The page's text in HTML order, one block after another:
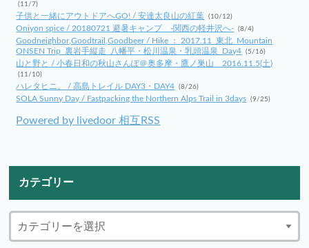
(11/7)
子供と一緒にアウトドアへGO! / 安達太良山の紅葉 (10/12)
Oniyon spice / 20180721 避暑キャンプ -関西の軽井沢へ- (8/4)
Goodneighbor,Goodtrail,Goodbeer / Hike ： 2017.11_東北_Mountain
ONSEN Trip_裏岩手縦走_八幡平・松川温泉・乳頭温泉_Day4 (5/16)
山と野と / 小春日和の秋山さんぽ＠奥多摩・鷹ノ巣山 2016.11.5(土)
(11/10)
ハレタヒニ。 / 高島トレイル DAY3・DAY4 (8/26)
SOLA Sunny Day / Fastpacking the Northern Alps Trail in 3days (9/25)
Powered by livedoor 相互RSS
カテゴリー